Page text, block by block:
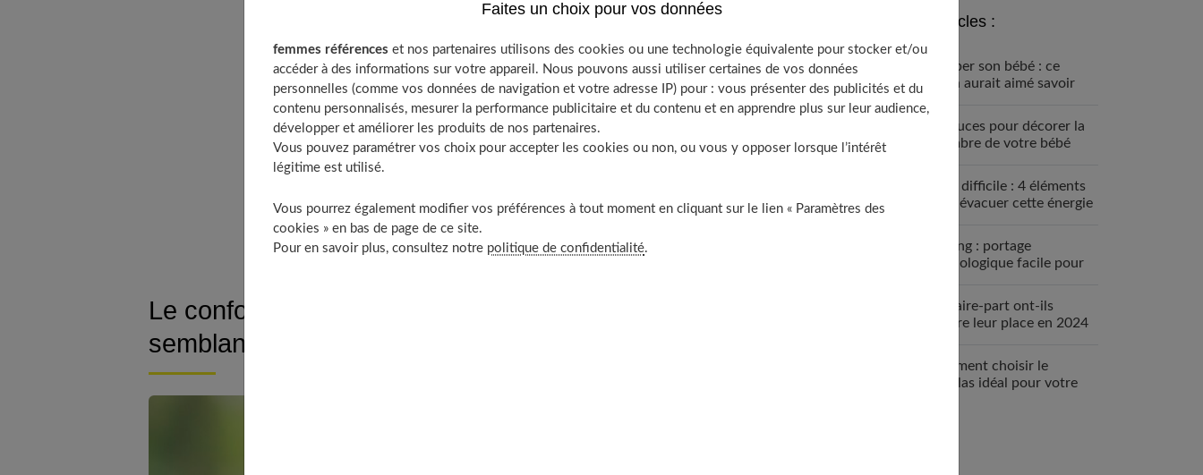
Table of Contents
Le confort d’abord, parce qu’un bébé ne fait pas semblant
La coupe doit suivre le bébé, pas l’inverse
Des couleurs douces, mais pas fades
Prévoyez l’imprévu, il viendra de toute façon
Le confort d’abord, parce qu’un bébé ne fait pas
semblant
Derniers articles :
Équiper son bébé : ce
qu’on aurait aimé savoir
4 astuces pour décorer la
chambre de votre bébé
Bébé difficile : 4 éléments
pour évacuer cette énergie
Le sling : portage
physiologique facile pour
Les faire-part ont-ils
encore leur place en 2024
Comment choisir le
matelas idéal pour votre
Faites un choix pour vos données
femmes références et nos partenaires utilisons des cookies ou une technologie équivalente pour stocker et/ou
accéder à des informations sur votre appareil. Nous pouvons aussi utiliser certaines de vos données
personnelles (comme vos données de navigation et votre adresse IP) pour : vous présenter des publicités et du
contenu personnalisés, mesurer la performance publicitaire et du contenu et en apprendre plus sur leur audience,
développer et améliorer les produits de nos partenaires.
Vous pouvez paramétrer vos choix pour accepter les cookies ou non, ou vous y opposer lorsque l’intérêt
légitime est utilisé.
Vous pourrez également modifier vos préférences à tout moment en cliquant sur le lien « Paramètres des
cookies » en bas de page de ce site.
Pour en savoir plus, consultez notre politique de confidentialité.